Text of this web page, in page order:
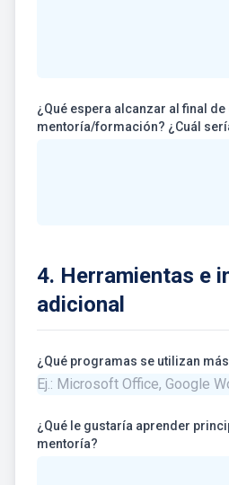
¿Qué espera alcanzar al final de
mentoría/formación? ¿Cuál
4. Herramientas e
adicional
¿Qué programas se utilizan
¿Qué le gustaría aprender
mentoría?